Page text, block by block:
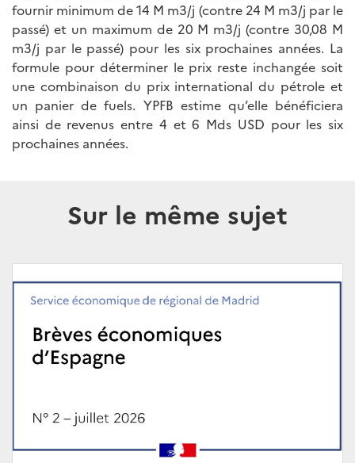
fournir minimum de 14 M m3/j (contre 24 M m3/j par le
passé) et un maximum de 20 M m3/j (contre 30,08 M
m3/j par le passé) pour les six prochaines années. La
formule pour déterminer le prix reste inchangée soit
une combinaison du prix international du pétrole et
un panier de fuels. YPFB estime qu’elle bénéficiera
ainsi de revenus entre 4 et 6 Mds USD pour les six
prochaines années.
Sur le même sujet